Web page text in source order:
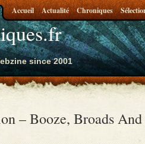
since 2001
Accueil Actualité Chroniques
– Booze, Broads